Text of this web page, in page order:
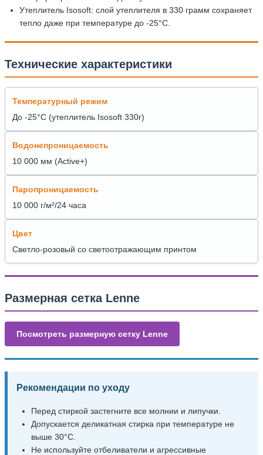
Утеплитель Isosoft: слой утеплителя в 330 грамм сохраняет
тепло даже при температуре до -25°C.
Технические характеристики
Температурный режим
До -25°C (утеплитель Isosoft 330г)
Водонепроницаемость
10 000 мм (Active+)
Паропроницаемость
10 000 г/м²/24 часа
Цвет
Светло-розовый со светоотражающим принтом
Размерная сетка Lenne
Посмотреть размерную сетку Lenne
Рекомендации по уходу
Перед стиркой застегните все молнии и липучки.
Допускается деликатная стирка при температуре не
выше 30°C.
Не используйте отбеливатели и агрессивные